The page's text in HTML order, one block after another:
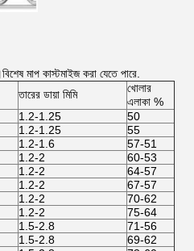
মাপ কাস্টমাইজ করা যেতে পারে.
তারের ডায়া মিমি
খোলার
এলাকা %
1.2-1.25
50
1.2-1.25
55
1.2-1.6
57-51
1.2-2
60-53
1.2-2
64-57
1.2-2
67-57
1.2-2
70-62
1.2-2
75-64
1.5-2.8
71-56
1.5-2.8
69-62